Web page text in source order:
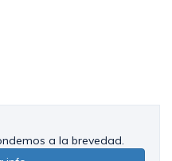
a la brevedad.